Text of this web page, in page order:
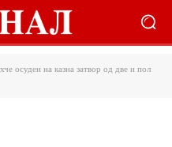
осуден на казна затвор од две и пол